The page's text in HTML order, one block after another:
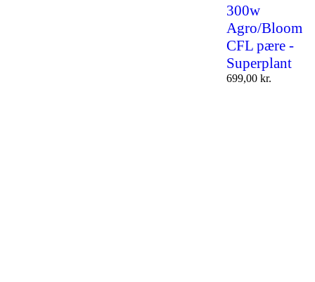
300w
Agro/Bloom
CFL pære -
Superplant
699,00 kr.